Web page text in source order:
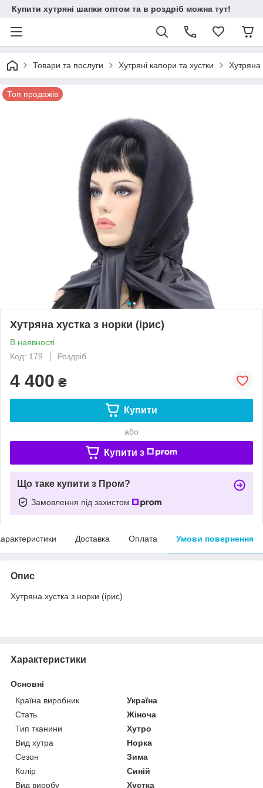
Купити хутряні шапки оптом та в роздріб можна тут!
Товари та послуги Хутряні капори та хустки Хутряна
Топ продажів
Хутряна хустка з норки (ірис)
В наявності
Код: 179
Роздріб
4 400 ₴
Купити
або
Купити з
Що таке купити з Пром?
Замовлення під захистом
Доставка Оплата Умови повернення
Опис
Хутряна хустка з норки (ірис)
Характеристики
Основні
Країна виробник
Україна
Стать
Жіноча
Тип тканини
Хутро
Вид хутра
Норка
Сезон
Зима
Колір
Синій
Вид виробу
Хустка